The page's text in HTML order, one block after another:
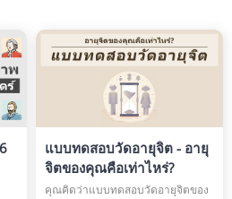
แบบทดสอบวัดอายุจิต - อายุ
จิตของคุณคือเท่าไหร่?
คุณคิดว่าแบบทดสอบวัดอายุจิตของ